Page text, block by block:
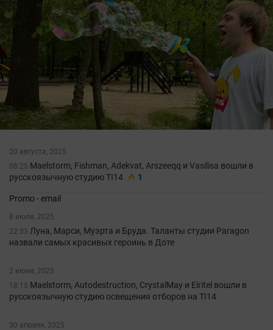
20 августа, 2025
08:25 Maelstorm, Fishman, Adekvat, Arszeeqq и Vasilisa вошли в
русскоязычную студию TI14
1
Promo - email
8 июля, 2025
22:33 Луна, Марси, Муэрта и Бруда. Таланты студии Paragon
назвали самых красивых героинь в Доте
2 июня, 2025
18:15 Maelstorm, Autodestruction, CrystalMay и Eiritel вошли в
русскоязычную студию освещения отборов на TI14
30 апреля, 2025